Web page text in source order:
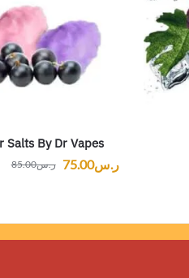
Salts By Dr Vapes
ر.س85.00 ر.س75.00